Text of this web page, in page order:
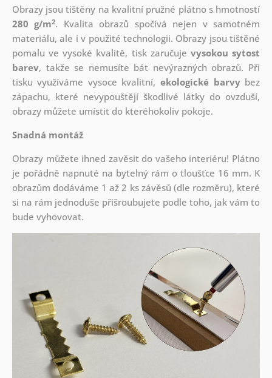
Obrazy jsou tištěny na kvalitní pružné plátno s hmotností
280 g/m2. Kvalita obrazů spočívá nejen v samotném
materiálu, ale i v použité technologii. Obrazy jsou tištěné
pomalu ve vysoké kvalitě, tisk zaručuje vysokou sytost
barev, takže se nemusíte bát nevýrazných obrazů. Při
tisku využíváme vysoce kvalitní,ekologické barvybez
zápachu, které nevypouštějí škodlivé látky do ovzduší,
obrazy můžete umístit do kteréhokoliv pokoje.
Snadná montáž
Obrazy můžete ihned zavěsit do vašeho interiéru! Plátno
je pořádně napnuté na bytelný rám o tloušťce 16 mm. K
obrazům dodáváme 1 až 2 ks závěsů (dle rozměru), které
si na rám jednoduše přišroubujete podle toho, jak vám to
bude vyhovovat.